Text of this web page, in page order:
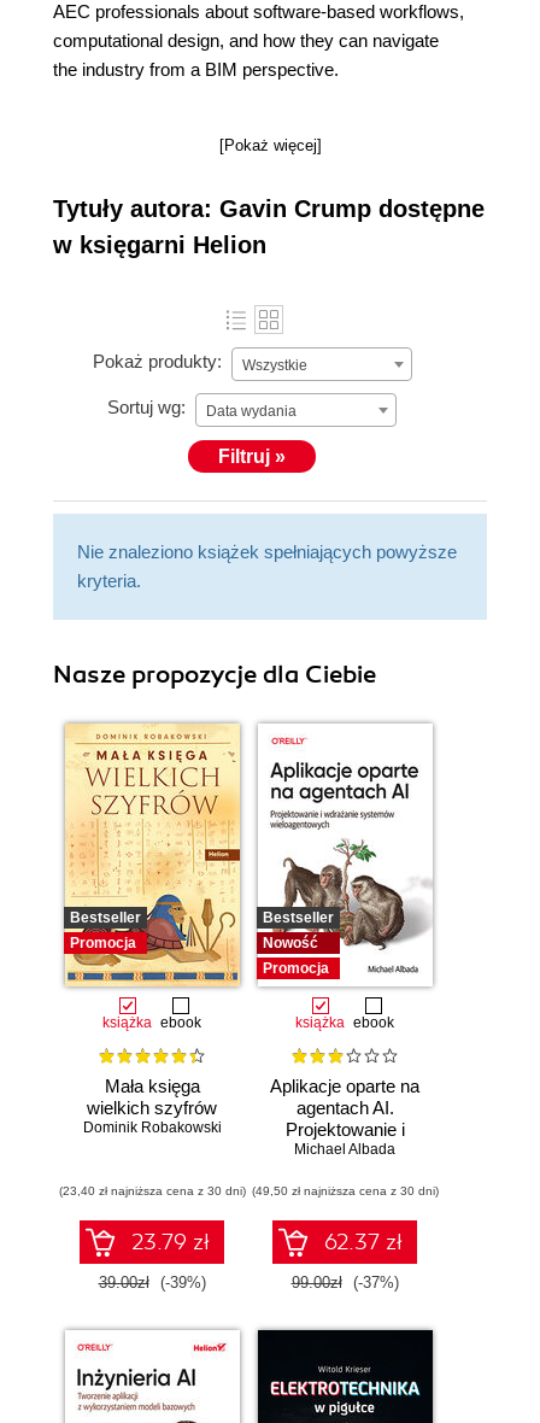
AEC professionals about software-based workflows,
computational design, and how they can navigate
the industry from a BIM perspective.
[Pokaż więcej]
Tytuły autora: Gavin Crump dostępne
w księgarni Helion
Pokaż produkty: Wszystkie
Sortuj wg: Data wydania
Filtruj »
Nie znaleziono książek spełniających powyższe
kryteria.
Nasze propozycje dla Ciebie
Bestseller
Promocja
książka ebook
Mała księga
wielkich szyfrów
Dominik Robakowski
(23,40 zł najniższa cena z 30 dni)
23.79 zł
39.00zł (-39%)
Bestseller
Nowość
Promocja
książka ebook
Aplikacje oparte na
agentach AI.
Projektowanie i
wdrażanie
wieloagentowych
Michael Albada
(49,50 zł najniższa cena z 30 dni)
62.37 zł
99.00zł (-37%)